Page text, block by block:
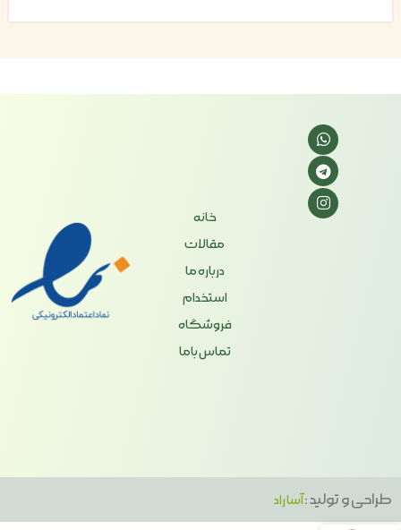
خانه
مقالات
درباره ما
استخدام
فروشگاه
تماس باما
طراحی و تولید :آسا راد